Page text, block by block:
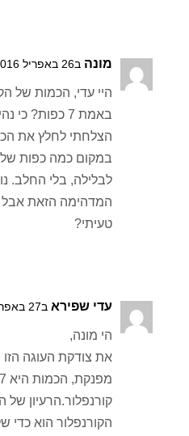
מונה ב26 באפריל 2016 ב18:33
היי עדי, הכמות של
באמת 7 כפות?
הצלחתי לחלץ את
במקום כמה כפות
לבלילה, בלי החלב.
המדהימה הזאת אבל
טעיתי?
עדי שפירא ב27 באפריל 2016 ב7:08
הי מונה,
את צודקת העוגה
קורנפלור.הרעיון
הקורנפלור הוא כדי